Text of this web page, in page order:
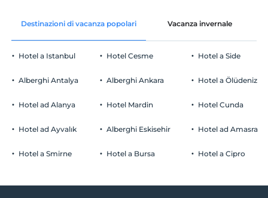
Destinazioni di vacanza popolari Vacanza invernale
Hotel a Istanbul
Alberghi Antalya
Hotel ad Alanya
Hotel ad Ayvalık
Hotel a Smirne
Hotel Cesme
Alberghi Ankara
Hotel Mardin
Alberghi Eskisehir
Hotel a Bursa
Hotel a Side
Hotel a Ölüdeniz
Hotel Cunda
Hotel ad Amasra
Hotel a Cipro